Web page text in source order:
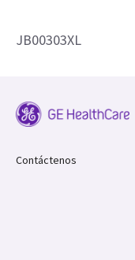
JB00303XL
Contáctenos